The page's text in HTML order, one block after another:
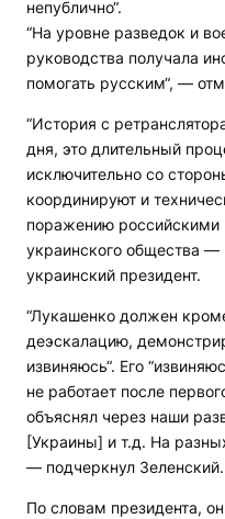
непублично“.
“На уровне разведок и
руководства получала
помогать русским“, —
“История с
дня, это длительный
исключительно со
координируют и
поражению
украинского общества —
украинский президент.
“Лукашенко должен
деэскалацию,
извиняюсь“. Его
не работает после
объяснял через наши
[Украины] и т.д. На
— подчеркнул Зеленский.
По словам президента,